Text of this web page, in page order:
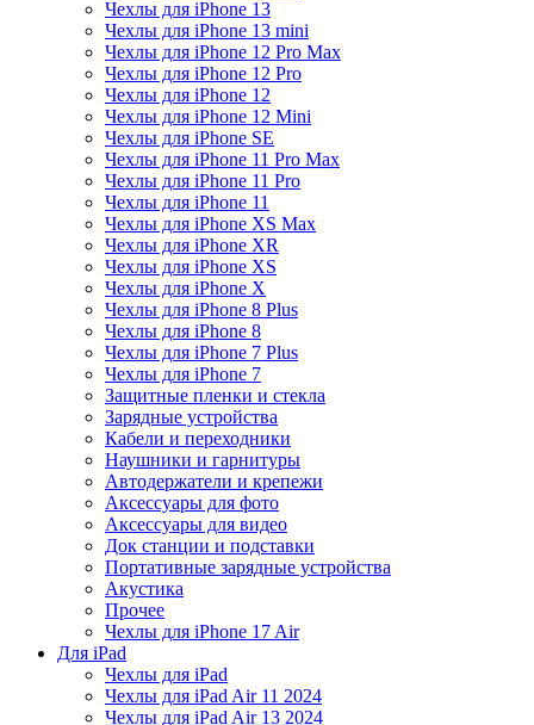
Чехлы для iPhone 13
Чехлы для iPhone 13 mini
Чехлы для iPhone 12 Pro Max
Чехлы для iPhone 12 Pro
Чехлы для iPhone 12
Чехлы для iPhone 12 Mini
Чехлы для iPhone SE
Чехлы для iPhone 11 Pro Max
Чехлы для iPhone 11 Pro
Чехлы для iPhone 11
Чехлы для iPhone XS Max
Чехлы для iPhone XR
Чехлы для iPhone XS
Чехлы для iPhone X
Чехлы для iPhone 8 Plus
Чехлы для iPhone 8
Чехлы для iPhone 7 Plus
Чехлы для iPhone 7
Защитные пленки и стекла
Зарядные устройства
Кабели и переходники
Наушники и гарнитуры
Автодержатели и крепежи
Аксессуары для фото
Аксессуары для видео
Док станции и подставки
Портативные зарядные устройства
Акустика
Прочее
Чехлы для iPhone 17 Air
Для iPad
Чехлы для iPad
Чехлы для iPad Air 11 2024
Чехлы для iPad Air 13 2024